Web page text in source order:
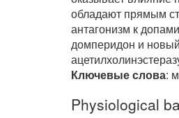
обладают прямым
антагонизм к
домперидон и
Ключевые слова:
Physiological